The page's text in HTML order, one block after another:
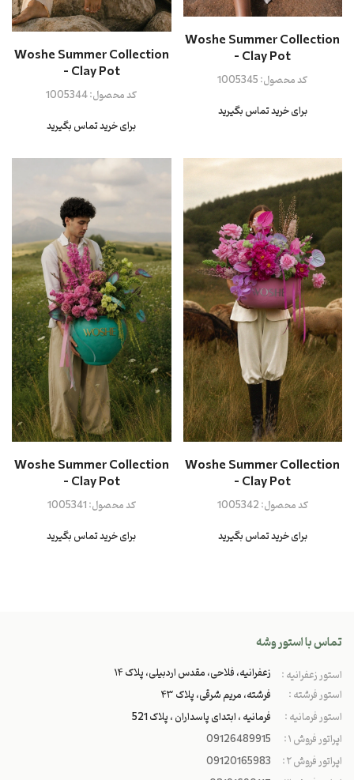
Woshe Summer Collection
- Clay Pot
برای خرید تماس بگیرید
کد محصول:1005345
Woshe Summer Collection
- Clay Pot
برای خرید تماس بگیرید
کد محصول:1005344
Woshe Summer Collection
- Clay Pot
برای خرید تماس بگیرید
کد محصول:1005342
Woshe Summer Collection
- Clay Pot
برای خرید تماس بگیرید
کد محصول:1005341
تماس با استور وشه
استور زعفرانیه : زعفرانیه، فلاحی، مقدس اردبیلی، پلاک ۱۴
استور فرشته :
فرشته، مریم شرقی، پلاک ۴۳
استور فرمانیه :
فرمانیه ، ابتدای پاسداران ، پلاک 521
اپراتور فروش ۱ :
09126489915
اپراتور فروش ۲ :
09120165983